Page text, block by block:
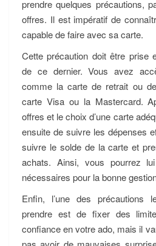
prendre quelques précautions,
offres. Il est impératif de
capable de faire avec sa carte.
Cette précaution doit être prise
de ce dernier. Vous avez
comme la carte de retrait ou
carte Visa ou la Mastercard.
offres et le choix d’une carte
ensuite de suivre les dépenses
suivre le solde de la carte et
achats. Ainsi, vous pourrez
nécessaires pour la bonne
Enfin, l’une des précautions
prendre est de fixer des
confiance en votre ado, mais il